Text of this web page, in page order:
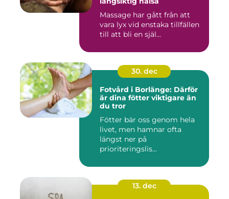
Massage har gått från att
vara lyx vid enstaka tillfällen
till att bli en själ...
30. dec
Fotvård i Borlänge: Därför
är dina fötter viktigare än
du tror
Fötter bär oss genom hela
livet, men hamnar ofta
längst ner på
prioriteringslis...
13. dec